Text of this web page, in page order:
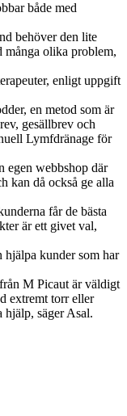
både med
behöver den lite
många olika problem,
enligt uppgift
en metod som är
gesällbrev och
Lymfdränage för
egen webbshop där
kan då också ge alla
får de bästa
är ett givet val,
kunder som har
M Picaut är väldigt
extremt torr eller
hjälp, säger Asal.